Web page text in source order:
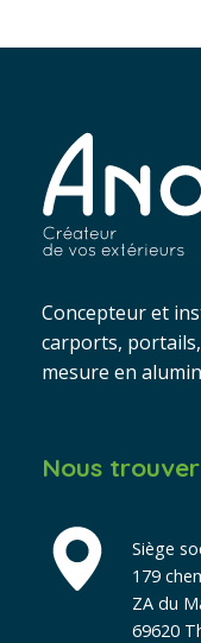
Concepteur et
carports,
mesure en
Nous trouver
Siège
179
ZA du
69620